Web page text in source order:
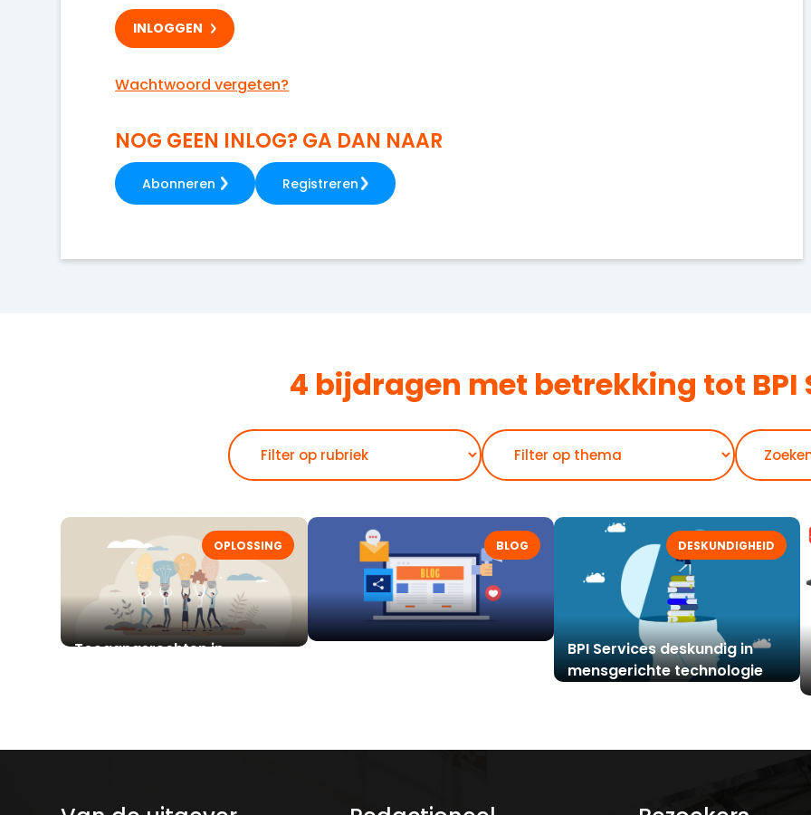
Wachtwoord vergeten?
NOG GEEN INLOG? GA DAN NAAR
Abonneren Registreren
4 bijdragen met betrekking tot BPI
OPLOSSING
Toegangsrechten in
BLOG DESKUNDIGHEID
BPI Services deskundig in
mensgerichte technologie